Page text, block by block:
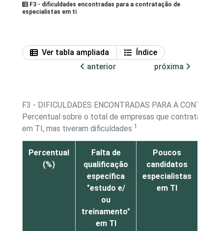
F3 - dificuldades encontradas para a contratação de
especialistas em ti
Ver tabla ampliada
Índice
anterior
próxima
F3 - DIFICULDADES ENCONTRADAS PARA A
Percentual sobre o total de empresas que contrataram
em TI, mas tiveram dificuldades 1
Percentual
(%)
Falta de
qualificação
específica
"estudo e/
ou
treinamento"
em TI
Poucos
candidatos
especialistas
em TI